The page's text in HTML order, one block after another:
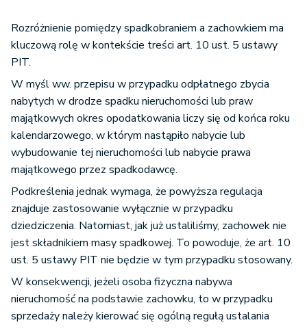
Rozróżnienie pomiędzy spadkobraniem a zachowkiem ma
kluczową rolę w kontekście treści art. 10 ust. 5 ustawy
PIT.
W myśl ww. przepisu w przypadku odpłatnego zbycia
nabytych w drodze spadku nieruchomości lub praw
majątkowych okres opodatkowania liczy się od końca roku
kalendarzowego, w którym nastąpiło nabycie lub
wybudowanie tej nieruchomości lub nabycie prawa
majątkowego przez spadkodawcę.
Podkreślenia jednak wymaga, że powyższa regulacja
znajduje zastosowanie wyłącznie w przypadku
dziedziczenia. Natomiast, jak już ustaliliśmy, zachowek nie
jest składnikiem masy spadkowej. To powoduje, że art. 10
ust. 5 ustawy PIT nie będzie w tym przypadku stosowany.
W konsekwencji, jeżeli osoba fizyczna nabywa
nieruchomość na podstawie zachowku, to w przypadku
sprzedaży należy kierować się ogólną regułą ustalania